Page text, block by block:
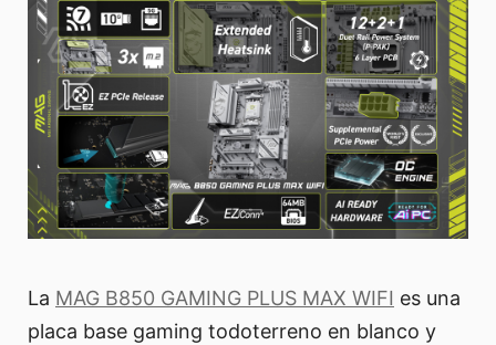
La MAG B850 GAMING PLUS MAX WIFI es una
placa base gaming todoterreno en blanco y